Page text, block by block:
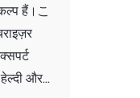
हैं।こ
और